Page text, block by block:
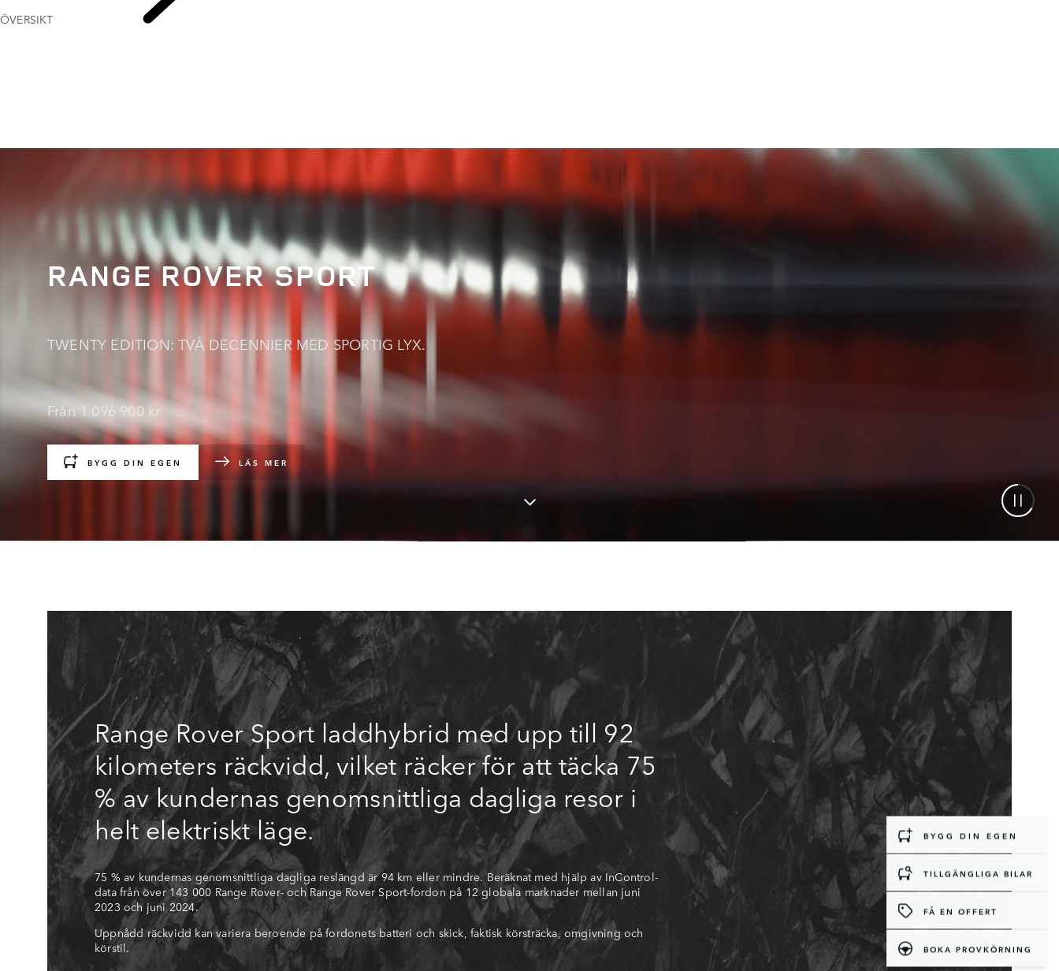
ÖVERSIKT
RANGE ROVER SPORT
TWENTY EDITION: TVÅ DECENNIER MED SPORTIG LYX.
Från 1 096 900 kr
BYGG DIN EGEN LÄS MER
Range Rover Sport laddhybrid med upp till 92
kilometers räckvidd, vilket räcker för att täcka 75
% av kundernas genomsnittliga dagliga resor i
helt elektriskt läge.
75 % av kundernas genomsnittliga dagliga reslängd är 94 km eller mindre. Beräknat med hjälp av InControl-
data från över 143 000 Range Rover- och Range Rover Sport-fordon på 12 globala marknader mellan juni
2023 och juni 2024.
Uppnådd räckvidd kan variera beroende på fordonets batteri och skick, faktisk körsträcka, omgivning och
körstil.
BYGG DIN EGEN
TILLGÄNGLIGA BILAR
FÅ EN OFFERT
BOKA PROVKÖRNING